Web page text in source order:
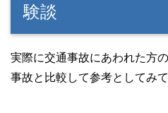
験談
実際に交通事故にあわれた方
事故と比較して参考としてみて